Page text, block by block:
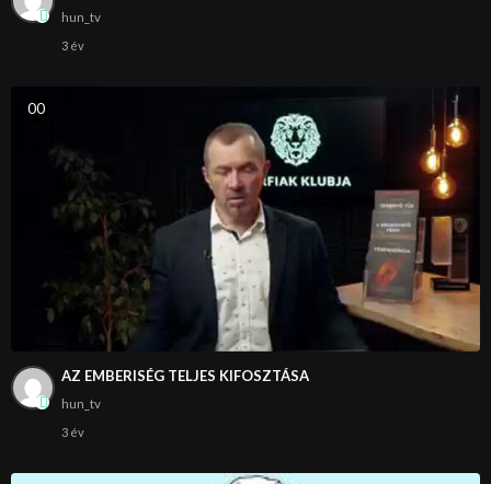
hun_tv
3 év
00
AZ EMBERISÉG TELJES KIFOSZTÁSA
hun_tv
3 év